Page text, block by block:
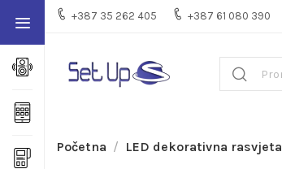
+387 35 262 405 +387 61 080 390
Početna LED dekorativna rasvjeta